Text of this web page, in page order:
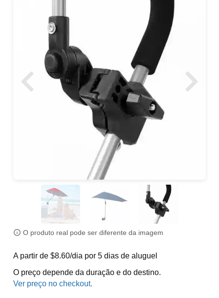
O produto real pode ser diferente da imagem
A partir de $8.60/dia por 5 dias de aluguel
O preço depende da duração e do destino.